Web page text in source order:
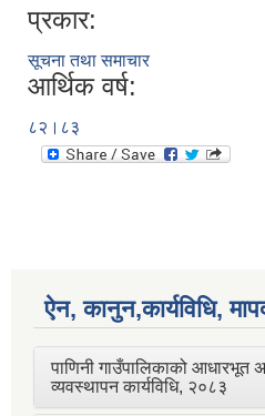
प्रकार:
सूचना तथा समाचार
आर्थिक वर्ष:
८२।८३
ऐन, कानुन,कार्यविधि,
पाणिनी गाउँपालिकाको आधारभूत
व्यवस्थापन कार्यविधि, २०८३